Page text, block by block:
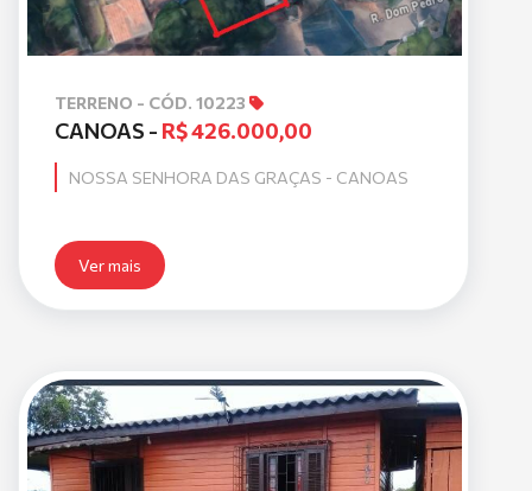
TERRENO - CÓD. 10223
CANOAS - R$ 426.000,00
NOSSA SENHORA DAS GRAÇAS - CANOAS
Ver mais